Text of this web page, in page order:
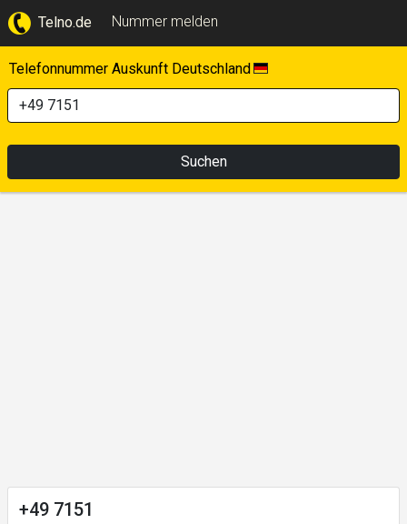
Telno.de Nummer melden
Telefonnummer Auskunft Deutschland
Suchen
+49 7151